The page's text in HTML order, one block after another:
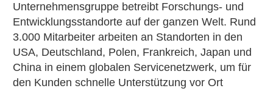
Unternehmensgruppe betreibt Forschungs- und
Entwicklungsstandorte auf der ganzen Welt. Rund
3.000 Mitarbeiter arbeiten an Standorten in den
USA, Deutschland, Polen, Frankreich, Japan und
China in einem globalen Servicenetzwerk, um für
den Kunden schnelle Unterstützung vor Ort